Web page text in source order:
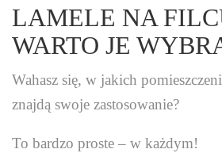
LAMELE NA
WARTO JE
Wahasz się, w jakich
znajdą swoje zastosowanie?
To bardzo proste – w każdym!